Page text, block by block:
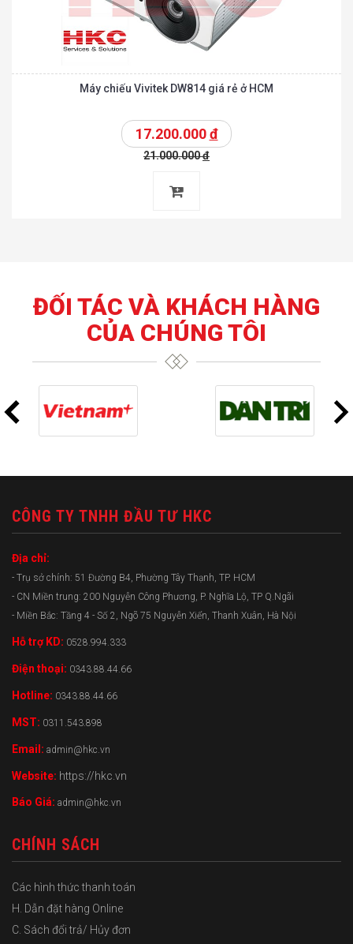
Máy chiếu Vivitek DW814 giá rẻ ở HCM
17.200.000đ
21.000.000đ
ĐỐI TÁC VÀ KHÁCH HÀNG
CỦA CHÚNG TÔI
CÔNG TY TNHH ĐẦU TƯ HKC
Địa chỉ:
- Trụ sở chính: 51 Đường B4, Phường Tây Thạnh, TP. HCM
- CN Miền trung: 200 Nguyễn Công Phương, P. Nghĩa Lộ, TP Q.Ngãi
- Miền Bắc: Tầng 4 - Số 2, Ngõ 75 Nguyễn Xiển, Thanh Xuân, Hà Nội
Hỗ trợ KD: 0528.994.333
Điện thoại: 0343.88.44.66
Hotline: 0343.88.44.66
MST: 0311.543.898
Email: admin@hkc.vn
Website: https://hkc.vn
Báo Giá: admin@hkc.vn
CHÍNH SÁCH
Các hình thức thanh toán
H. Dẫn đặt hàng Online
C. Sách đổi trả/ Hủy đơn